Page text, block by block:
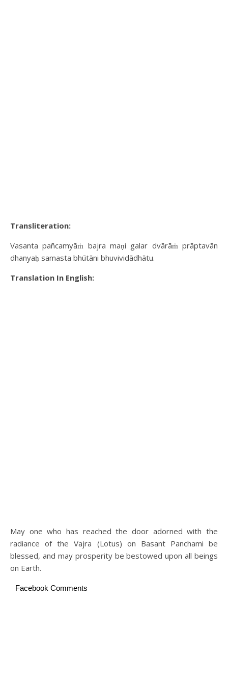
Transliteration:
Vasanta pañcamyāṁ bajra maṇi galar dvārāṁ prāptavān
dhanyaḥ samasta bhūtāni bhuvividādhātu.
Translation In English:
May one who has reached the door adorned with the
radiance of the Vajra (Lotus) on Basant Panchami be
blessed, and may prosperity be bestowed upon all beings
on Earth.
Facebook Comments